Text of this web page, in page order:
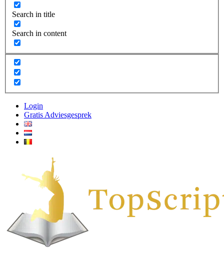
Search in title
Search in content
Login
Gratis Adviesgesprek